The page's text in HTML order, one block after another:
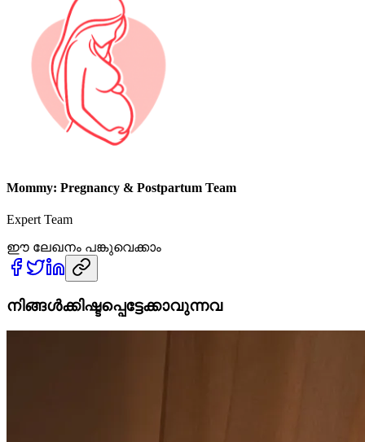
Mommy: Pregnancy & Postpartum Team
Expert Team
ഈ ലേഖനം പങ്കുവെക്കാം
നിങ്ങൾക്കിഷ്ടപ്പെട്ടേക്കാവുന്നവ